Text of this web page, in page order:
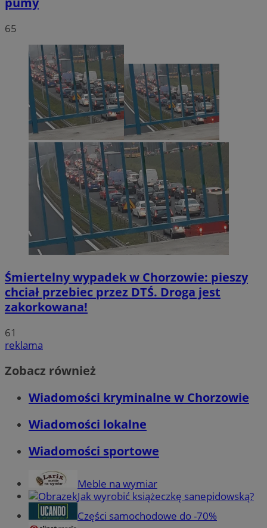
65
Śmiertelny wypadek w Chorzowie: pieszy
chciał przebiec przez DTŚ. Droga jest
zakorkowana!
61
reklama
Zobacz również
Wiadomości kryminalne w Chorzowie
Wiadomości lokalne
Wiadomości sportowe
Meble na wymiar
Jak wyrobić książeczkę sanepidowską?
Części samochodowe do -70%